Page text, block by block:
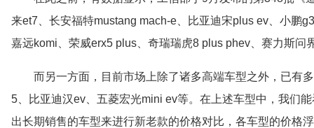
来et7、长安福特mustang mach-e、比亚迪宋plus ev、小鹏
嘉远komi、荣威erx5 plus、奇瑞瑞虎8 plus phev、赛力斯问
而另一方面，目前市场上除了诸多高端车型之外，已有
5、比亚迪汉ev、五菱宏光mini ev等。在上述车型中，我们
出长期销售的车型来进行新老款的价格对比，各车型的价格